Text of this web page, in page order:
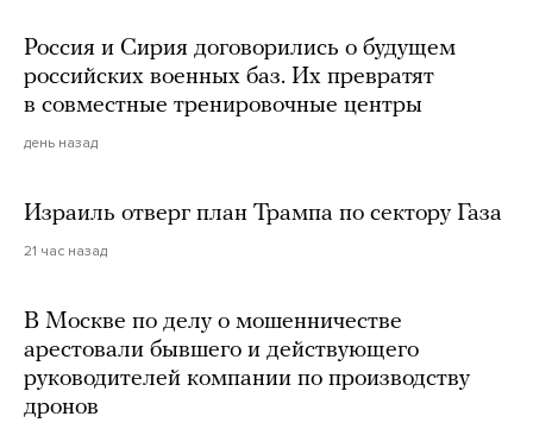
Россия и Сирия договорились о будущем
российских военных баз. Их превратят
в совместные тренировочные центры
день назад
Израиль отверг план Трампа по сектору Газа
21 час назад
В Москве по делу о мошенничестве
арестовали бывшего и действующего
руководителей компании по производству
дронов